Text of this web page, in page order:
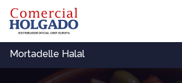
Mortadelle Halal